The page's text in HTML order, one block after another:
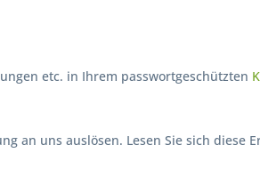
etc. in Ihrem passwortgeschützten
an uns auslösen. Lesen Sie sich diese